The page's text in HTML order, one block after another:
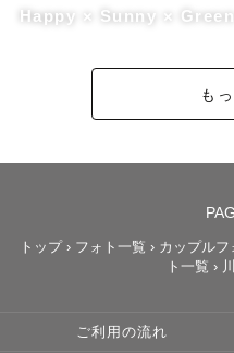
例えば、期末テストの勉強
でもどんなに振り返っても
その時何を話して、どんな
まり思い返すことができま
そこには、忘れてしまいそ
もすごく大切な思い出が詰
初めてのタイ旅行で、変な
Happy × Sunny × Green
も
トップ› フォト一覧 › カップル
ト一覧 ›
ご利用の流れ